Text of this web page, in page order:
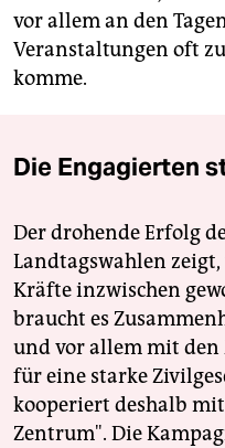
vor allem an den
Veranstaltungen oft
komme.
Die Engagierten
Der drohende Erfolg
Landtagswahlen
Kräfte inzwischen
braucht es
und vor allem mit den
für eine starke
kooperiert deshalb
Zentrum". Die